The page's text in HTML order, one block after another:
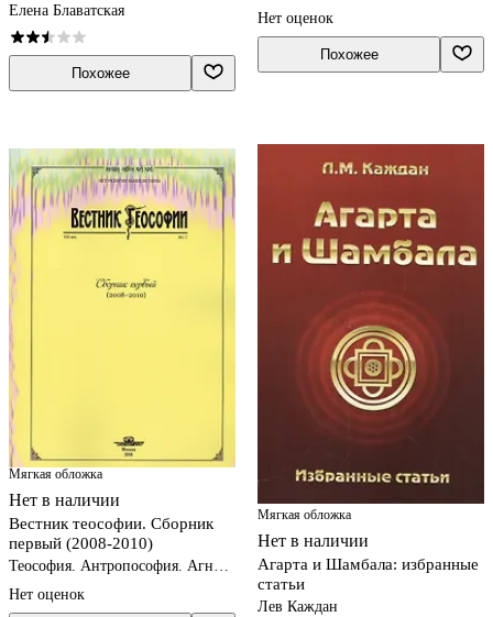
Елена Блаватская
Похожее
Нет оценок
Похожее
Мягкая обложка
Нет в наличии
Вестник теософии. Сборник
первый (2008-2010)
Теософия. Антропософия. Агни-
Нет оценок
Мягкая обложка
Нет в наличии
Агарта и Шамбала: избранные
статьи
Лев Каждан